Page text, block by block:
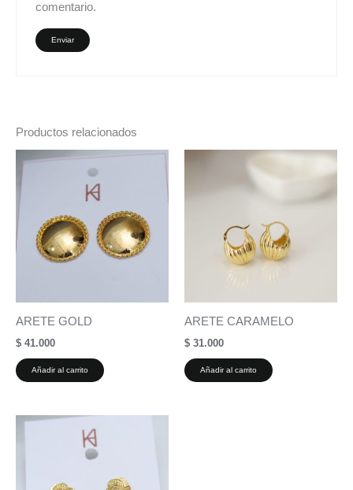
comentario.
Productos relacionados
ARETE GOLD
$ 41.000
Añadir al carrito
ARETE CARAMELO
$ 31.000
Añadir al carrito